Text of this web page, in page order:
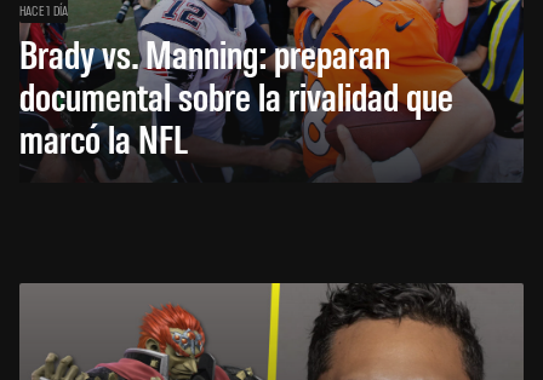
HACE 1 DÍA
Brady vs. Manning: preparan
documental sobre la rivalidad que
marcó la NFL